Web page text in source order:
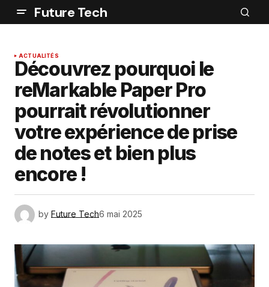
Future Tech
ACTUALITÉS
Découvrez pourquoi le
reMarkable Paper Pro
pourrait révolutionner
votre expérience de prise
de notes et bien plus
encore !
by Future Tech6 mai 2025